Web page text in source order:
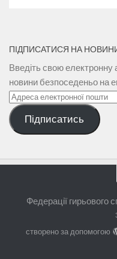
ПІДПИСАТИСЯ НА
Введіть свою
новини безпоседеньо на
Адреса
електронної
поштиПідписатись
Федерації гирьового
створено за допомогою